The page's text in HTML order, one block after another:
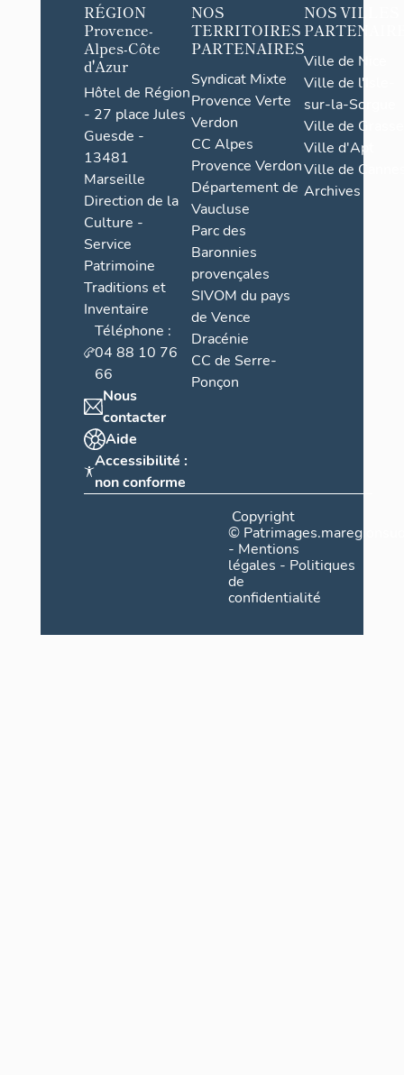
RÉGION
Provence-
Alpes-Côte
d'Azur
Hôtel de Région
- 27 place Jules
Guesde -
13481
Marseille
Direction de la
Culture -
Service
Patrimoine
Traditions et
Inventaire
Téléphone :
04 88 10 76
66
Nous
contacter
Aide
Accessibilité :
non conforme
NOS
TERRITOIRES
PARTENAIRES
Syndicat Mixte
Provence Verte
Verdon
CC Alpes
Provence Verdon
Département de
Vaucluse
Parc des
Baronnies
provençales
SIVOM du pays
de Vence
Dracénie
CC de Serre-
Ponçon
NOS VILLES
Ville de Nice
Ville de l'Isle-
sur-la-Sorgue
Ville de Grasse
Ville d'Apt
Ville de
Archives
Copyright
©
- Mentions
légales - Politiques
de
confidentialité